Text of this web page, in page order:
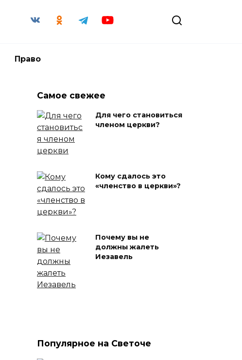
Право
Самое свежее
Для чего становиться
членом церкви?
Кому сдалось это
«членство в церкви»?
Почему вы не
должны жалеть
Иезавель
Популярное на Светоче